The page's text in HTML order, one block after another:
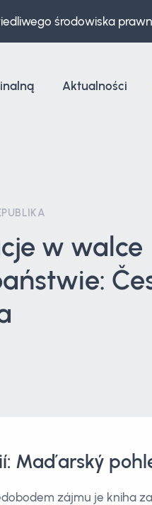
środowiska
Aktualności
w walce
Maďarský
zájmu je kniha